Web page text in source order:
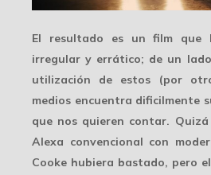
El resultado es un film que
irregular y errático; de un
utilización de estos (por
medios encuentra dificilmente
que nos quieren contar.
Alexa convencional con
Cooke hubiera bastado, pero